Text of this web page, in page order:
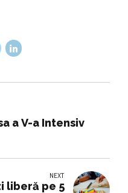
a V-a Intensiv
NEXT
liberă pe 5